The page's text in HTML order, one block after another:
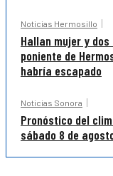
Noticias Hermosillo
Hallan mujer y
poniente de
habría escapado
Noticias Sonora
Pronóstico del
sábado 8 de